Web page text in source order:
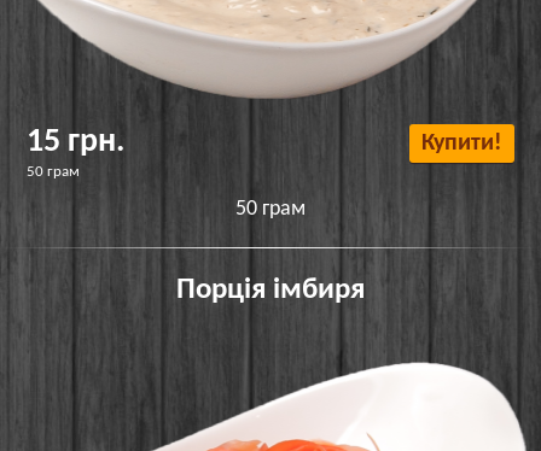
15 грн.
50 грам
Купити!
50 грам
Порція імбиря